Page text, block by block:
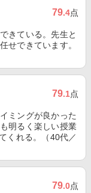
79.4点
きている。先生と
せできています。
79.1点
ミングが良かった
明るく楽しい授業
くれる。（40代／
79.0点